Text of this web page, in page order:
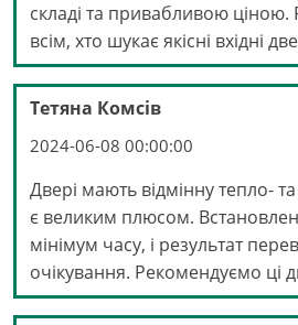
складі та привабливою
всім, хто шукає якісні вхідні
Тетяна Комсів
2024-06-08 00:00:00
Двері мають відмінну тепло-
є великим плюсом.
мінімум часу, і результат
очікування. Рекомендуємо ці